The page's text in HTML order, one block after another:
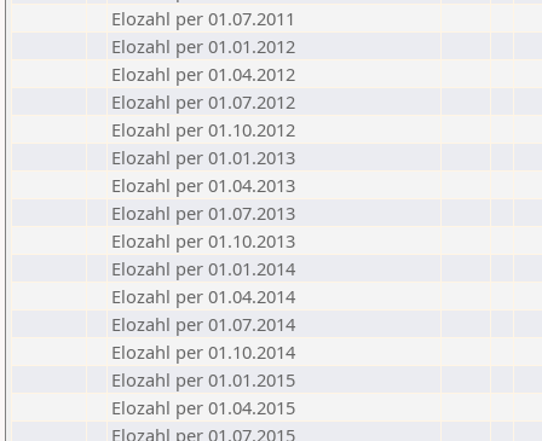
Elozahl per 01.07.2011
Elozahl per 01.01.2012
Elozahl per 01.04.2012
Elozahl per 01.07.2012
Elozahl per 01.10.2012
Elozahl per 01.01.2013
Elozahl per 01.04.2013
Elozahl per 01.07.2013
Elozahl per 01.10.2013
Elozahl per 01.01.2014
Elozahl per 01.04.2014
Elozahl per 01.07.2014
Elozahl per 01.10.2014
Elozahl per 01.01.2015
Elozahl per 01.04.2015
Elozahl per 01.07.2015